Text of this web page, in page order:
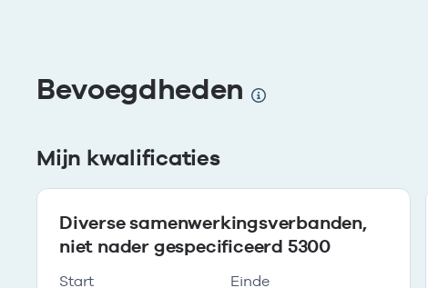
Bevoegdheden
Mijn kwalificaties
Diverse samenwerkingsverbanden,
niet nader gespecificeerd 5300
Start
Einde